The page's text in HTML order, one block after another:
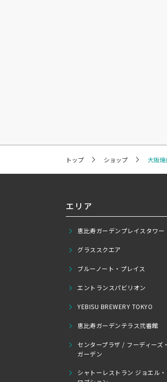
トップ ショップ 大阪
エリア
恵比寿ガーデンプレイスタワー
グラススクエア
ブルーノート・プレイス
エントランスパビリオン
YEBISU BREWERY TOKYO
恵比寿ガーデンテラス弐番館
センタープラザ / フーディーズ・
ガーデン
シャトーレストラン ジョエル・